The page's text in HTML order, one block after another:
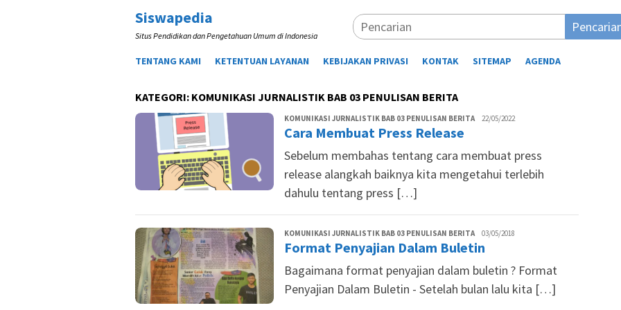
Loncat
Siswapedia
Situs Pendidikan dan Pengetahuan Umum di Indonesia
TENTANG KAMI KETENTUAN LAYANAN KEBIJAKAN PRIVASI KONTAK SITEMAP AGENDA
KATEGORI: KOMUNIKASI JURNALISTIK BAB 03 PENULISAN BERITA
KOMUNIKASI JURNALISTIK BAB 03 PENULISAN BERITATim22/05/2022
Cara Membuat Press Release
Sebelum membahas tentang cara membuat press
release alangkah baiknya kita mengetahui terlebih
dahulu tentang press […]
KOMUNIKASI JURNALISTIK BAB 03 PENULISAN BERITALutfi
Aminuddin
03/05/2018
Format Penyajian Dalam Buletin
Bagaimana format penyajian dalam buletin ? Format
Penyajian Dalam Buletin - Setelah bulan lalu kita […]